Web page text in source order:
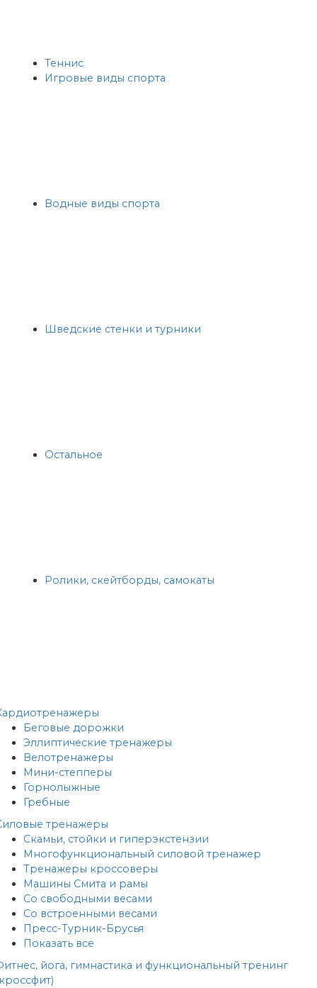
Теннис
Игровые виды спорта
Водные виды спорта
Шведские стенки и турники
Остальное
Ролики, скейтборды, самокаты
Беговые дорожки
Эллиптические тренажеры
Велотренажеры
Мини-степперы
Горнолыжные
Гребные
тренажеры
Скамьи, стойки и гиперэкстензии
Многофункциональный силовой тренажер
Тренажеры кроссоверы
Машины Смита и рамы
Со свободными весами
Со встроенными весами
Пресс-Турник-Брусья
Показать все
йога, гимнастика и функциональный тренинг